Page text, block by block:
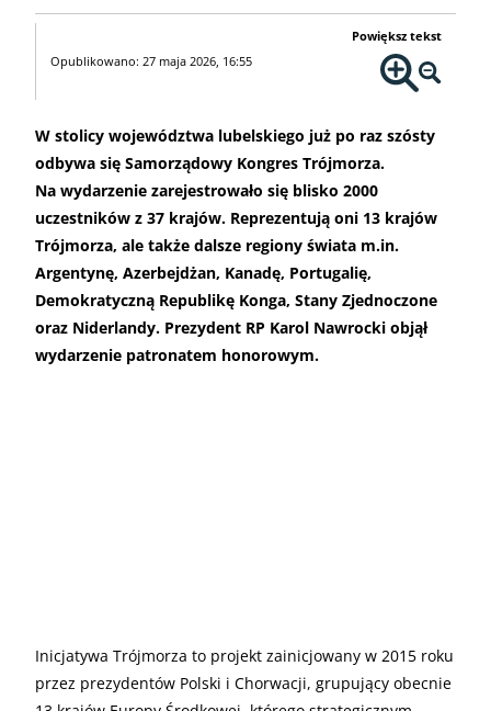
Opublikowano: 27 maja 2026, 16:55
Powiększ tekst
W stolicy województwa lubelskiego już po raz szósty
odbywa się Samorządowy Kongres Trójmorza.
Na wydarzenie zarejestrowało się blisko 2000
uczestników z 37 krajów. Reprezentują oni 13 krajów
Trójmorza, ale także dalsze regiony świata m.in.
Argentynę, Azerbejdżan, Kanadę, Portugalię,
Demokratyczną Republikę Konga, Stany Zjednoczone
oraz Niderlandy. Prezydent RP Karol Nawrocki objął
wydarzenie patronatem honorowym.
Inicjatywa Trójmorza to projekt zainicjowany w 2015 roku
przez prezydentów Polski i Chorwacji, grupujący obecnie